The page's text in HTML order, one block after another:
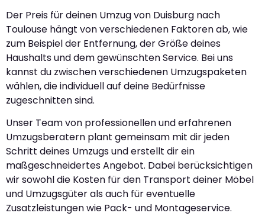
Der Preis für deinen Umzug von Duisburg nach
Toulouse hängt von verschiedenen Faktoren ab, wie
zum Beispiel der Entfernung, der Größe deines
Haushalts und dem gewünschten Service. Bei uns
kannst du zwischen verschiedenen Umzugspaketen
wählen, die individuell auf deine Bedürfnisse
zugeschnitten sind.
Unser Team von professionellen und erfahrenen
Umzugsberatern plant gemeinsam mit dir jeden
Schritt deines Umzugs und erstellt dir ein
maßgeschneidertes Angebot. Dabei berücksichtigen
wir sowohl die Kosten für den Transport deiner Möbel
und Umzugsgüter als auch für eventuelle
Zusatzleistungen wie Pack- und Montageservice.